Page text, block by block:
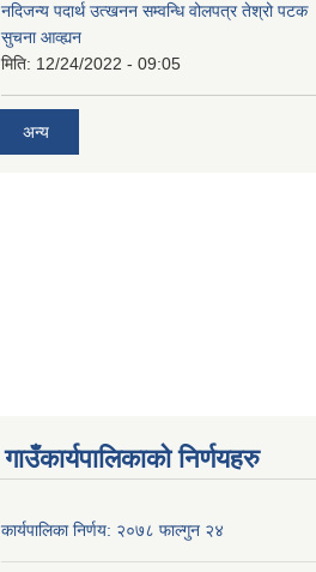
नदिजन्य पदार्थ उत्खनन सम्वन्धि वोलपत्र तेश्रो पटक
सुचना आव्ह्यन
मिति: 12/24/2022 - 09:05
अन्य
गाउँकार्यपालिकाको निर्णयहरु
कार्यपालिका निर्णय: २०७८ फाल्गुन २४